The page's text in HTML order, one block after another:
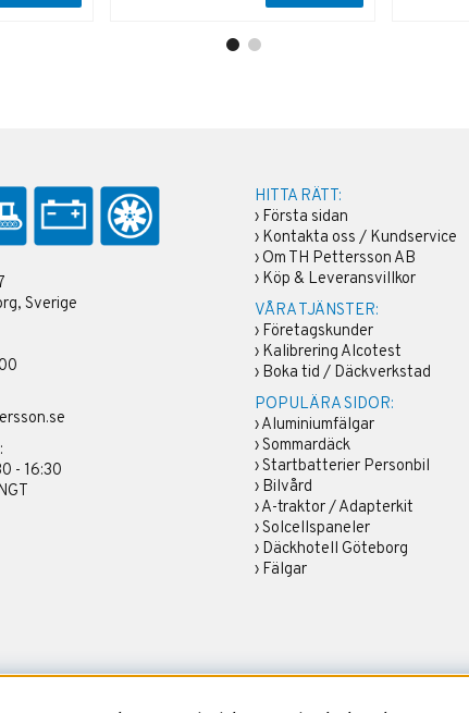
Sverige
- 16:30
HITTA RÄTT:
› Första sidan
› Kontakta oss / Kundservice
› Om TH Pettersson AB
› Köp & Leveransvillkor
VÅRA TJÄNSTER:
› Företagskunder
› Kalibrering Alcotest
› Boka tid / Däckverkstad
POPULÄRA SIDOR:
›Aluminiumfälgar
›Sommardäck
›Startbatterier Personbil
› Bilvård
›A-traktor / Adapterkit
›Solcellspaneler
› Däckhotell Göteborg
› Fälgar